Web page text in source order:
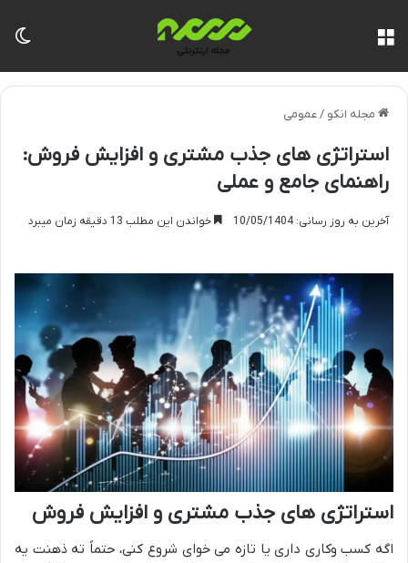
مجله انکو /عمومی
استراتژی های جذب مشتری و افزایش فروش:
راهنمای جامع و عملی
آخرین به روز رسانی: 10/05/1404 خواندن این مطلب 13 دقیقه زمان میبرد
استراتژی های جذب مشتری و افزایش فروش
اگه کسب وکاری داری یا تازه می خوای شروع کنی، حتماً ته ذهنت یه